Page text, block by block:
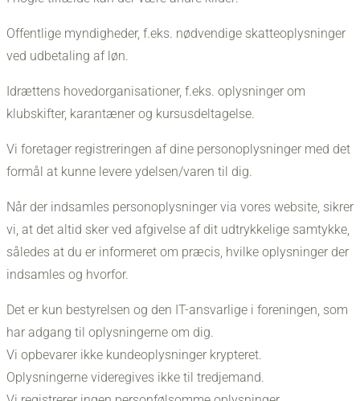
Offentlige myndigheder, f.eks. nødvendige skatteoplysninger
ved udbetaling af løn.
Idrættens hovedorganisationer, f.eks. oplysninger om
klubskifter, karantæner og kursusdeltagelse.
Vi foretager registreringen af dine personoplysninger med det
formål at kunne levere ydelsen/varen til dig.
Når der indsamles personoplysninger via vores website, sikrer
vi, at det altid sker ved afgivelse af dit udtrykkelige samtykke,
således at du er informeret om præcis, hvilke oplysninger der
indsamles og hvorfor.
Det er kun bestyrelsen og den IT-ansvarlige i foreningen, som
har adgang til oplysningerne om dig.
Vi opbevarer ikke kundeoplysninger krypteret.
Oplysningerne videregives ikke til tredjemand.